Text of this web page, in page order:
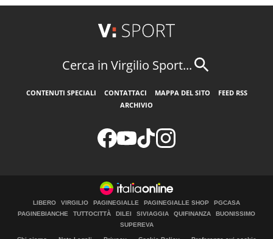
Cerca in Virgilio Sport...
CONTENUTI SPECIALI CONTATTACI MAPPA DEL SITO
FEED RSS
ARCHIVIO
LIBERO VIRGILIO PAGINEGIALLE PAGINEGIALLE SHOP
PGCASA
PAGINEBIANCHE
TUTTOCITTÀ DILEI SIVIAGGIA QUIFINANZA
BUONISSIMO
SUPEREVA